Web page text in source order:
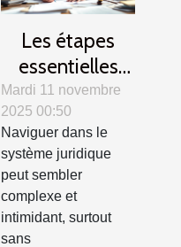
Les étapes
essentielles
pour naviguer
avec succès
dans le
système
juridique
Mardi 11 novembre
2025 00:50
Naviguer dans le
système juridique
peut sembler
complexe et
intimidant, surtout
sans